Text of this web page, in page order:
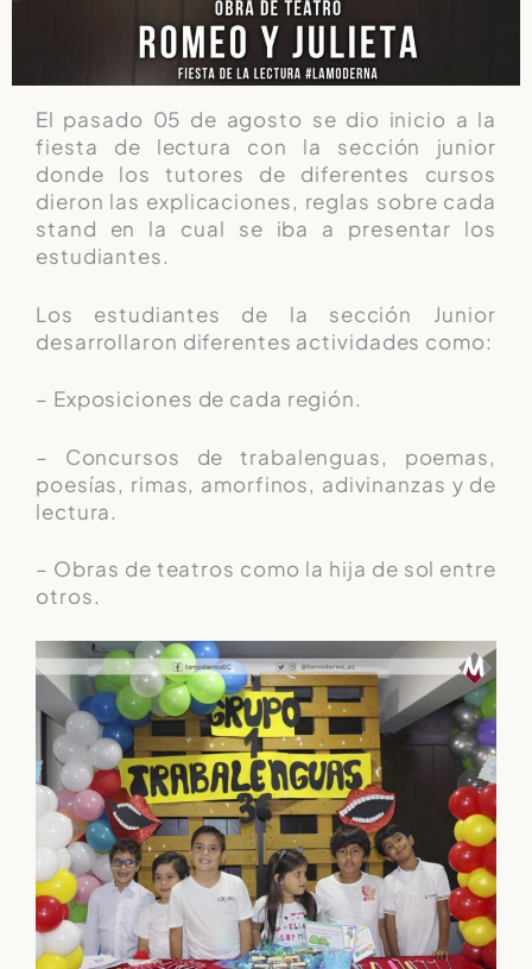
El pasado 05 de agosto se dio inicio a la
fiesta de lectura con la sección junior
donde los tutores de diferentes cursos
dieron las explicaciones, reglas sobre cada
stand en la cual se iba a presentar los
estudiantes.
Los estudiantes de la sección Junior
desarrollaron diferentes actividades como:
– Exposiciones de cada región.
– Concursos de trabalenguas, poemas,
poesías, rimas, amorfinos, adivinanzas y de
lectura.
– Obras de teatros como la hija de sol entre
otros.